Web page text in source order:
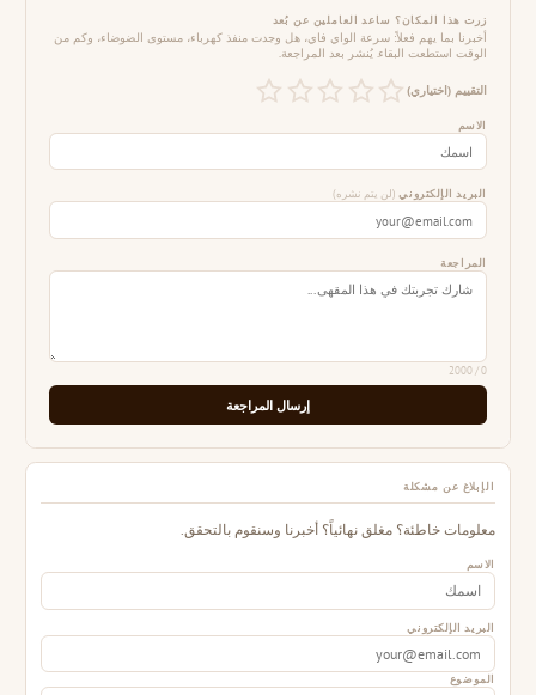
زرت هذا المكان؟ ساعد العاملين عن بُعد
أخبرنا بما يهم فعلاً: سرعة الواي فاي، هل وجدت منفذ كهرباء، مستوى الضوضاء، وكم من
الوقت استطعت البقاء. يُنشر بعد المراجعة.
التقييم (اختياري)
الاسم
البريد الإلكتروني (لن يتم نشره)
المراجعة
0
/ 2000
إرسال المراجعة
الإبلاغ عن مشكلة
معلومات خاطئة؟ مغلق نهائياً؟ أخبرنا وسنقوم بالتحقق.
الاسم
البريد الإلكتروني
الموضوع